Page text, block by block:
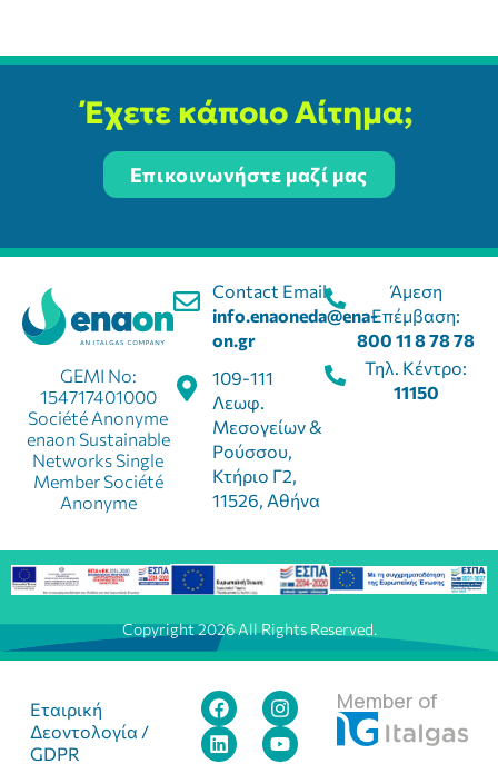
Έχετε κάποιο Αίτημα;
Επικοινωνήστε μαζί μας
Contact Email:
info.enaoneda@ena-
on.gr
109-111
Λεωφ.
Μεσογείων &
Ρούσσου,
Κτήριο Γ2,
11526, Αθήνα
GEMI No:
154717401000
Société Anonyme
enaon Sustainable
Networks Single
Member Société
Anonyme
Άμεση
Επέμβαση:
800 11 8 78 78
Τηλ. Κέντρο:
11150
Copyright 2026 All Rights Reserved.
Εταιρική
Δεοντολογία /
GDPR
Member of